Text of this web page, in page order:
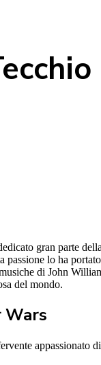
gran parte
lo ha
di John
del mondo.
Wars